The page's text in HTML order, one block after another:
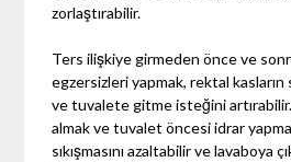
zorlaştırabilir.
Ters ilişkiye girmeden önce ve
egzersizleri yapmak, rektal kasların
ve tuvalete gitme isteğini
almak ve tuvalet öncesi idrar
sıkışmasını azaltabilir ve lavaboya